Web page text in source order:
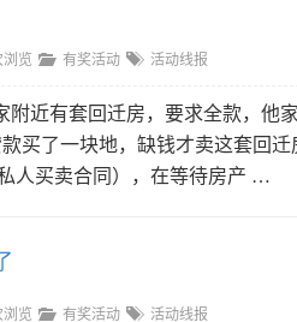
浏览 有奖活动 活动线报
附近有套回迁房，要求全款，他
买了一块地，缺钱才卖这套回迁
人买卖合同），在等待房产 …
浏览 有奖活动 活动线报